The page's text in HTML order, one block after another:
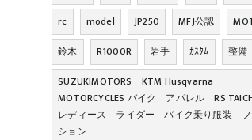
rc
model JP250 MFJ公認
鈴木
R1000R 岩手 ｶｽﾀﾑ
整備
SUZUKIMOTORS KTM Husqvarna
MOTORCYCLES バイク アパレル RS
レディース ライダー バイク乗り服装 フ
ション